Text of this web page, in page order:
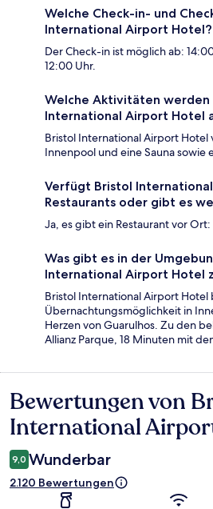
Welche Check-in- und
International Airport Hotel?
Der Check-in ist möglich ab:
12:00 Uhr.
Welche Aktivitäten werden
International Airport Hotel
Bristol International Airport
Innenpool und eine Sauna sowie
Verfügt Bristol
Restaurants oder gibt es
Ja, es gibt ein Restaurant vor
Was gibt es in der
International Airport Hotel
Bristol International Airport
Übernachtungsmöglichkeit in
Herzen von Guarulhos. Zu den
Allianz Parque, 18 Minuten mit
Bewertungen
Bewertungen von
International
9,0 Wunderbar
2.120 Bewertungen